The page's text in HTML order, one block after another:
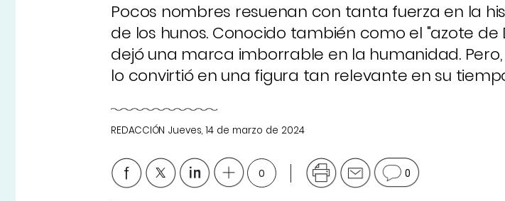
Pocos nombres resuenan con tanta fuerza en la
de los hunos. Conocido también como el "azote de
dejó una marca imborrable en la humanidad.
lo convirtió en una figura tan relevante en su
REDACCIÓN Jueves, 14 de marzo de 2024
0 0